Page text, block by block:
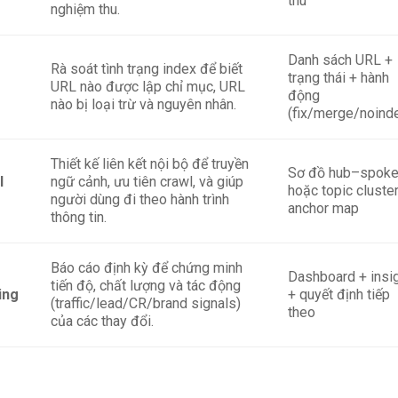
nghiệm thu.
Rà soát tình trạng index để biết
URL nào được lập chỉ mục, URL
nào bị loại trừ và nguyên nhân.
Danh sách URL +
trạng thái + hành
động
(fix/merge/
Thiết kế liên kết nội bộ để truyền
ngữ cảnh, ưu tiên crawl, và giúp
người dùng đi theo hành trình
thông tin.
Sơ đồ hub–spoke
hoặc topic
anchor map
Báo cáo định kỳ để chứng minh
tiến độ, chất lượng và tác động
(traffic/lead/CR/brand signals)
của các thay đổi.
Dashboard +
+ quyết định tiếp
theo